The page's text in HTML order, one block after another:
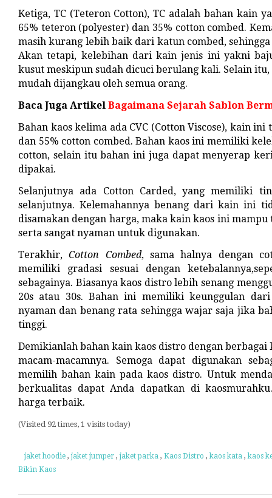
Ketiga, TC (Teteron Cotton), TC adalah bahan kain
65% teteron (polyester) dan 35% cotton combed.
masih kurang lebih baik dari katun combed,
Akan tetapi, kelebihan dari kain jenis ini yakni
kusut meskipun sudah dicuci berulang kali. Selain
mudah dijangkau oleh semua orang.
Baca Juga Artikel Bagaimana Sejarah Sablon
Bahan kaos kelima ada CVC (Cotton Viscose), kain
dan 55% cotton combed. Bahan kaos ini memiliki
cotton, selain itu bahan ini juga dapat menyerap
dipakai.
Selanjutnya ada Cotton Carded, yang memiliki
selanjutnya. Kelemahannya benang dari kain ini
disamakan dengan harga, maka kain kaos ini
serta sangat nyaman untuk digunakan.
Terakhir,Cotton Combed, sama halnya dengan
memiliki gradasi sesuai dengan
sebagainya. Biasanya kaos distro lebih senang
20s atau 30s. Bahan ini memiliki keunggulan
nyaman dan benang rata sehingga wajar saja jika
tinggi.
Demikianlah bahan kain kaos distro dengan
macam-macamnya. Semoga dapat digunakan
memilih bahan kain pada kaos distro. Untuk
berkualitas dapat Anda dapatkan di
harga terbaik.
(Visited 92 times, 1 visits today)
jaket hoodie ,jaket jumper ,jaket parka , Kaos Distro ,kaos kata ,kaos
Bikin Kaos